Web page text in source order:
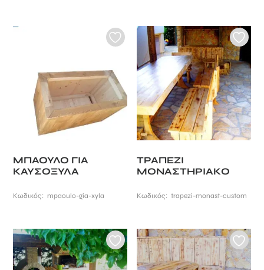
ΜΠΑΟΥΛΟ ΓΙΑ
ΚΑΥΣΟΞΥΛΑ
Κωδικός:mpaoulo-gia-xyla
ΤΡΑΠΕΖΙ
ΜΟΝΑΣΤΗΡΙΑΚΟ
Κωδικός:trapezi-monast-custom